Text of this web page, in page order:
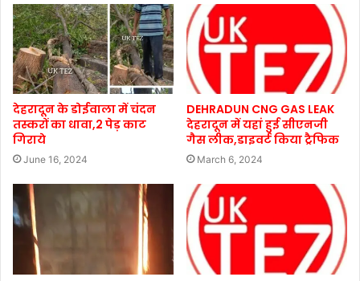
देहरादून के डोईवाला में चंदन
तस्करों का धावा,2 पेड़ काट
गिराये
June 16, 2024
DEHRADUN CNG GAS LEAK
देहरादून में यहां हुई सीएनजी
गैस लीक,डाइवर्ट किया ट्रैफिक
March 6, 2024